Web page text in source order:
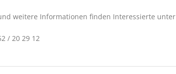
weitere Informationen finden Interessierte unter
/ 20 29 12